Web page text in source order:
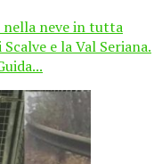
nella neve in tutta
e la Val Seriana.